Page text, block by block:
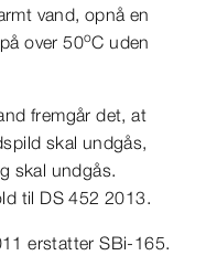
vand, opnå en
over 50oC uden
fremgår det, at
skal undgås,
skal undgås.
til DS 452 2013.
erstatter SBi-165.